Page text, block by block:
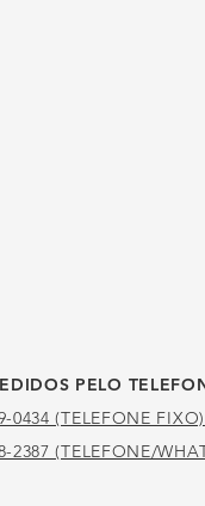
PELO
0434 (TELEFONE FIXO)
2387 (TELEFONE/